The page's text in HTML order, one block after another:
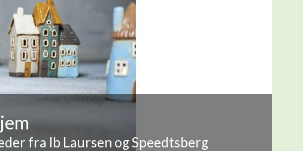
fra Ib Laursen og Speedtsberg